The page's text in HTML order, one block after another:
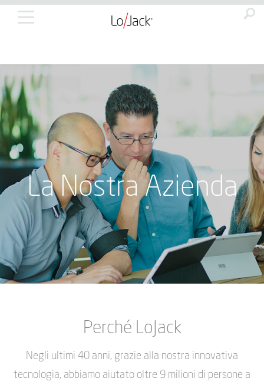
La Nostra Azienda
Perché LoJack
Negli ultimi 40 anni, grazie alla nostra innovativa
tecnologia, abbiamo aiutato oltre 9 milioni di persone a